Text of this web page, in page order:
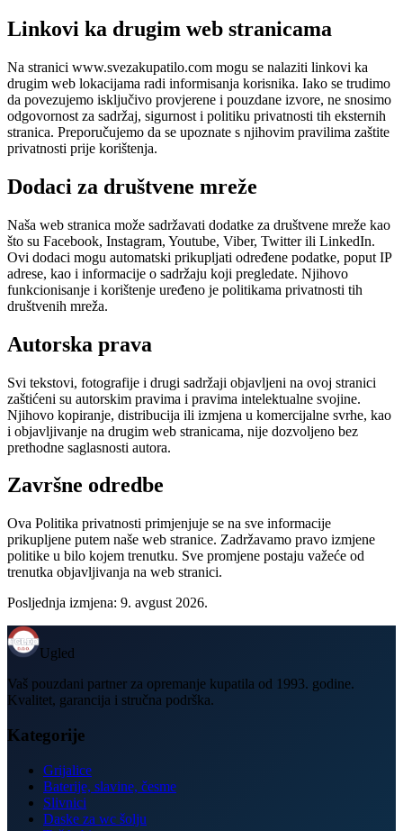
Linkovi ka drugim web stranicama
Na stranici www.svezakupatilo.com mogu se nalaziti linkovi ka
drugim web lokacijama radi informisanja korisnika. Iako se trudimo
da povezujemo isključivo provjerene i pouzdane izvore, ne snosimo
odgovornost za sadržaj, sigurnost i politiku privatnosti tih eksternih
stranica. Preporučujemo da se upoznate s njihovim pravilima zaštite
privatnosti prije korištenja.
Dodaci za društvene mreže
Naša web stranica može sadržavati dodatke za društvene mreže kao
što su Facebook, Instagram, Youtube, Viber, Twitter ili LinkedIn.
Ovi dodaci mogu automatski prikupljati određene podatke, poput IP
adrese, kao i informacije o sadržaju koji pregledate. Njihovo
funkcionisanje i korištenje uređeno je politikama privatnosti tih
društvenih mreža.
Autorska prava
Svi tekstovi, fotografije i drugi sadržaji objavljeni na ovoj stranici
zaštićeni su autorskim pravima i pravima intelektualne svojine.
Njihovo kopiranje, distribucija ili izmjena u komercijalne svrhe, kao
i objavljivanje na drugim web stranicama, nije dozvoljeno bez
prethodne saglasnosti autora.
Završne odredbe
Ova Politika privatnosti primjenjuje se na sve informacije
prikupljene putem naše web stranice. Zadržavamo pravo izmjene
politike u bilo kojem trenutku. Sve promjene postaju važeće od
trenutka objavljivanja na web stranici.
Posljednja izmjena: 9. avgust 2026.
Ugled
Vaš pouzdani partner za opremanje kupatila od 1993. godine.
Kvalitet, garancija i stručna podrška.
Kategorije
Grijalice
Baterije, slavine, česme
Slivnici
Daske za wc šolju